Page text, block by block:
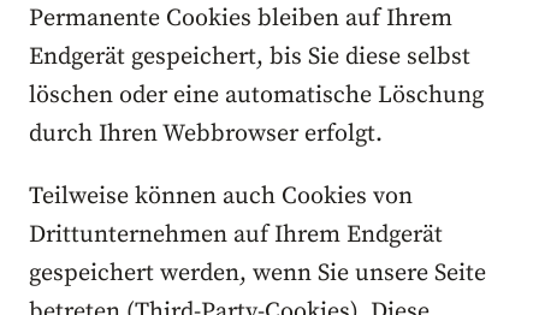
Permanente Cookies bleiben auf Ihrem
Endgerät gespeichert, bis Sie diese selbst
löschen oder eine automatische Löschung
durch Ihren Webbrowser erfolgt.
Teilweise können auch Cookies von
Drittunternehmen auf Ihrem Endgerät
gespeichert werden, wenn Sie unsere Seite